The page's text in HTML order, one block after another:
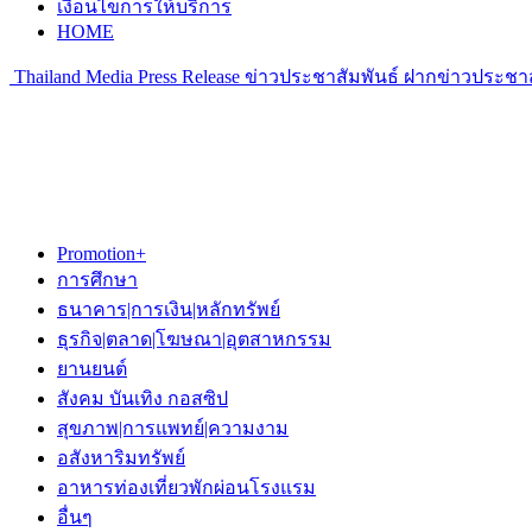
เงื่อนไขการให้บริการ
HOME
Thailand Media Press Release ข่าวประชาสัมพันธ์ ฝากข่าวประ
Promotion+
การศึกษา
ธนาคาร|การเงิน|หลักทรัพย์
ธุรกิจ|ตลาด|โฆษณา|อุตสาหกรรม
ยานยนต์
สังคม บันเทิง กอสซิป
สุขภาพ|การแพทย์|ความงาม
อสังหาริมทรัพย์
อาหารท่องเที่ยวพักผ่อนโรงแรม
อื่นๆ